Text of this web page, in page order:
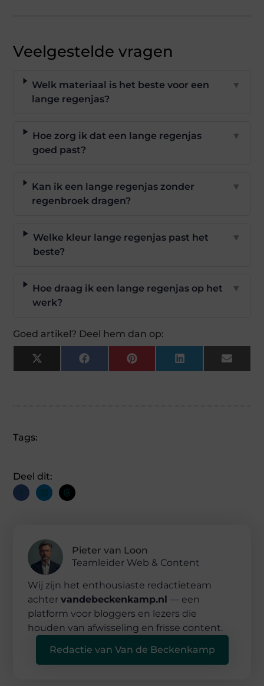
Veelgestelde vragen
Welk materiaal is het beste voor een
lange regenjas?
▼
Hoe zorg ik dat een lange regenjas
goed past?
▼
Kan ik een lange regenjas zonder
regenbroek dragen?
▼
Welke kleur lange regenjas past het
beste?
▼
Hoe draag ik een lange regenjas op het
werk?
▼
Goed artikel? Deel hem dan op:
X
(Twitter)
FacebookPinterestLinkedIn Email
Tags:
Deel dit:
Pieter van Loon
Teamleider Web & Content
Wij zijn het enthousiaste redactieteam
achtervandebeckenkamp.nl — een
platform voor bloggers en lezers die
houden van afwisseling en frisse content.
Redactie van Van de Beckenkamp